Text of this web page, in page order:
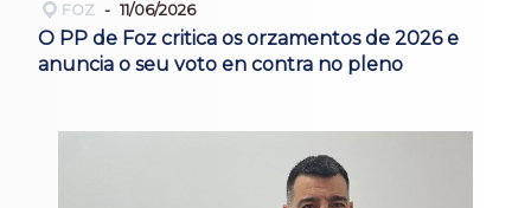
FOZ 11/06/2026
O PP de Foz critica os orzamentos de 2026 e
anuncia o seu voto en contra no pleno